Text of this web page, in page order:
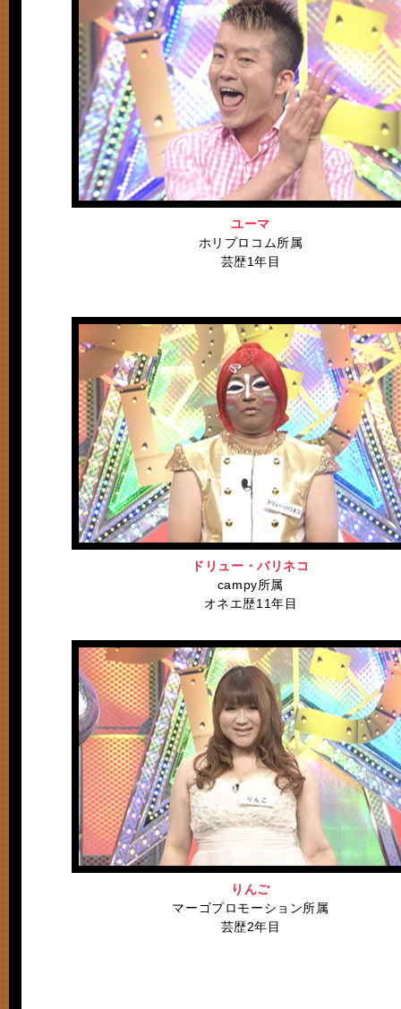
ユーマ
ホリプロコム所属
芸歴1年目
ドリュー・バリネコ
campy所属
オネエ歴11年目
りんご
マーゴプロモーション所属
芸歴2年目